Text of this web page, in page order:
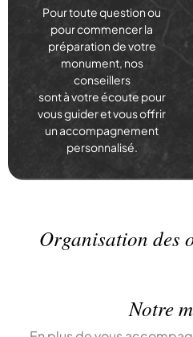
Pour toute question ou
pour commencer la
préparation de votre
monument, nos
conseillers
sont à votre écoute pour
vous guider et vous offrir
un accompagnement
personnalisé.
Organisation des
Notre